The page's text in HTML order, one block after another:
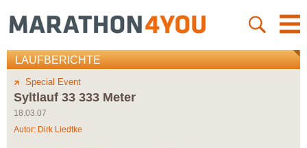
LAUFBERICHTE
Special Event
Syltlauf 33 333 Meter
18.03.07
Autor: Dirk Liedtke